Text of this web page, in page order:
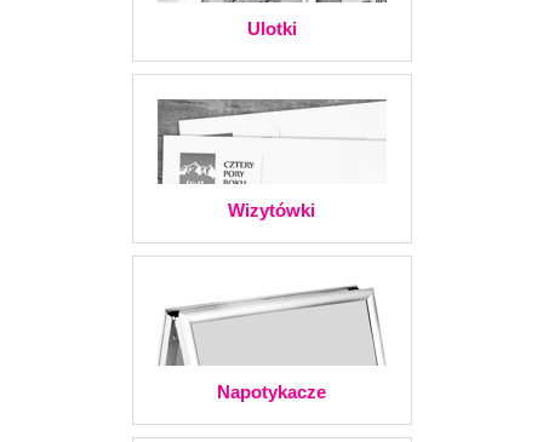
Ulotki
Wizytówki
Napotykacze